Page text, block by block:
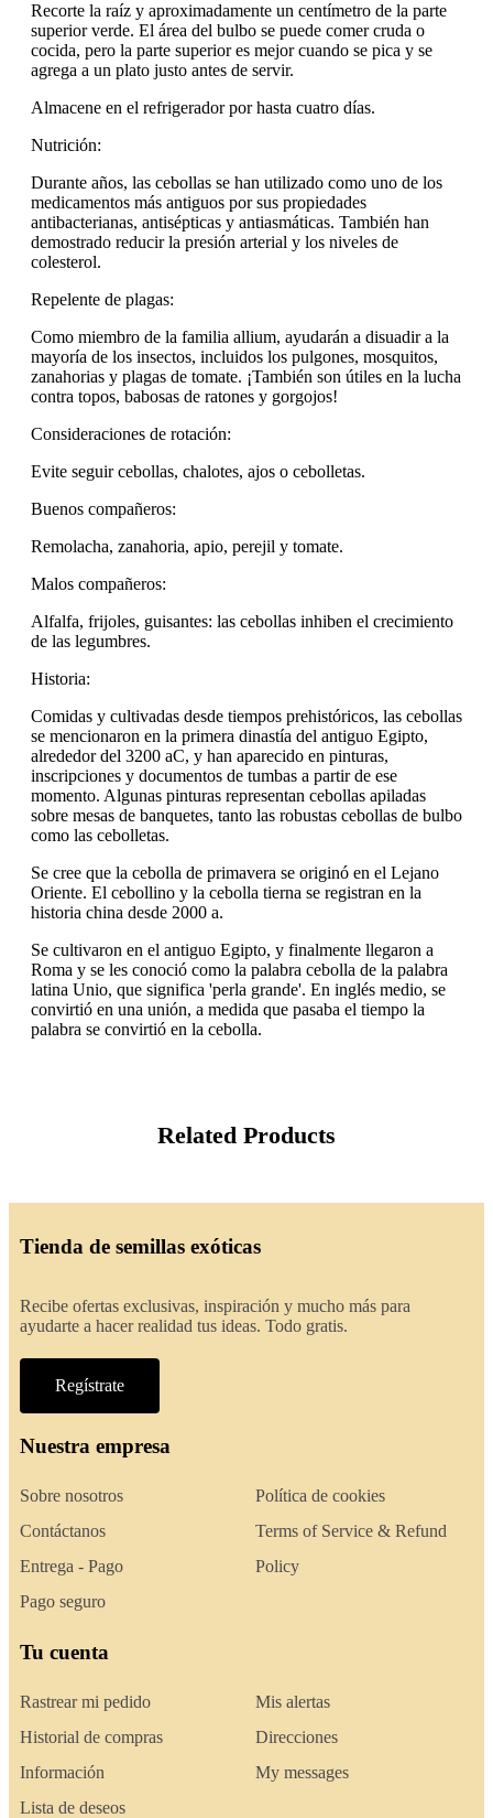
Recorte la raíz y aproximadamente un centímetro de la parte
superior verde. El área del bulbo se puede comer cruda o
cocida, pero la parte superior es mejor cuando se pica y se
agrega a un plato justo antes de servir.
Almacene en el refrigerador por hasta cuatro días.
Nutrición:
Durante años, las cebollas se han utilizado como uno de los
medicamentos más antiguos por sus propiedades
antibacterianas, antisépticas y antiasmáticas. También han
demostrado reducir la presión arterial y los niveles de
colesterol.
Repelente de plagas:
Como miembro de la familia allium, ayudarán a disuadir a la
mayoría de los insectos, incluidos los pulgones, mosquitos,
zanahorias y plagas de tomate. ¡También son útiles en la lucha
contra topos, babosas de ratones y gorgojos!
Consideraciones de rotación:
Evite seguir cebollas, chalotes, ajos o cebolletas.
Buenos compañeros:
Remolacha, zanahoria, apio, perejil y tomate.
Malos compañeros:
Alfalfa, frijoles, guisantes: las cebollas inhiben el crecimiento
de las legumbres.
Historia:
Comidas y cultivadas desde tiempos prehistóricos, las cebollas
se mencionaron en la primera dinastía del antiguo Egipto,
alrededor del 3200 aC, y han aparecido en pinturas,
inscripciones y documentos de tumbas a partir de ese
momento. Algunas pinturas representan cebollas apiladas
sobre mesas de banquetes, tanto las robustas cebollas de bulbo
como las cebolletas.
Se cree que la cebolla de primavera se originó en el Lejano
Oriente. El cebollino y la cebolla tierna se registran en la
historia china desde 2000 a.
Se cultivaron en el antiguo Egipto, y finalmente llegaron a
Roma y se les conoció como la palabra cebolla de la palabra
latina Unio, que significa 'perla grande'. En inglés medio, se
convirtió en una unión, a medida que pasaba el tiempo la
palabra se convirtió en la cebolla.
Related Products
Tienda de semillas exóticas
Recibe ofertas exclusivas, inspiración y mucho más para
ayudarte a hacer realidad tus ideas. Todo gratis.
Regístrate
Nuestra empresa
Sobre nosotros
Contáctanos
Entrega - Pago
Pago seguro
Política de cookies
Terms of Service & Refund
Policy
Tu cuenta
Rastrear mi pedido
Historial de compras
Información
Lista de deseos
Mis alertas
Direcciones
My messages